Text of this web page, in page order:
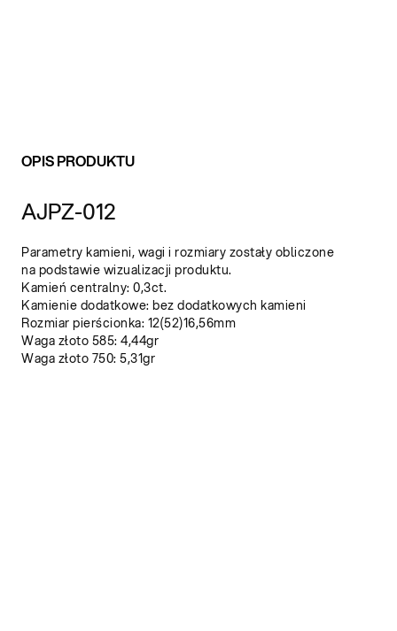
OPIS PRODUKTU
AJPZ-012
Parametry kamieni, wagi i rozmiary zostały obliczone
na podstawie wizualizacji produktu.
Kamień centralny: 0,3ct.
Kamienie dodatkowe: bez dodatkowych kamieni
Rozmiar pierścionka: 12(52)16,56mm
Waga złoto 585: 4,44gr
Waga złoto 750: 5,31gr